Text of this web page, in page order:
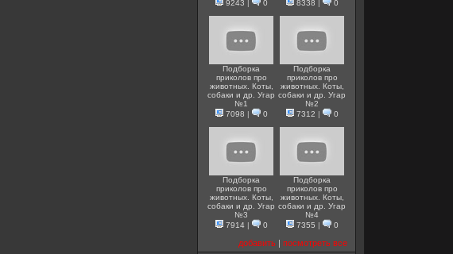
9243 | 0
8338 | 0
Подборка
приколов про
животных. Коты,
собаки и др. Угар
№1
7098 | 0
Подборка
приколов про
животных. Коты,
собаки и др. Угар
№2
7312 | 0
Подборка
приколов про
животных. Коты,
собаки и др. Угар
№3
7914| 0
Подборка
приколов про
животных. Коты,
собаки и др. Угар
№4
7355 | 0
добавить | посмотреть все